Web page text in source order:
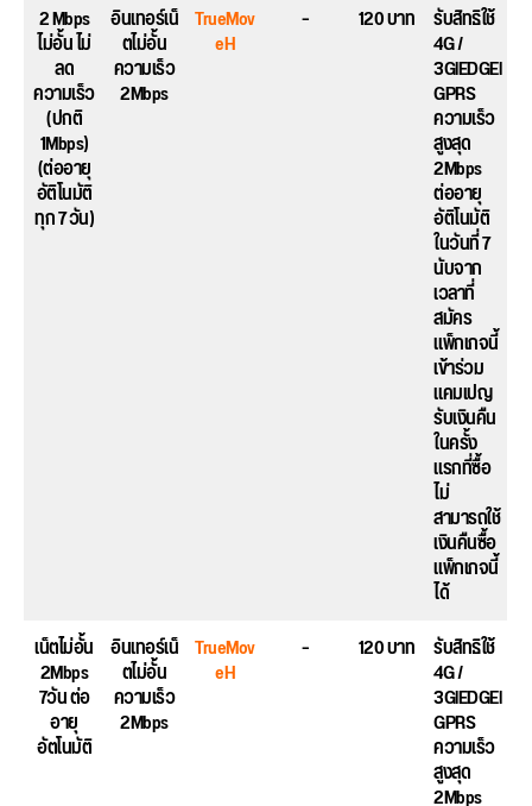
2 Mbps
ไม่อั้น ไม่
ลด
ความเร็ว
(ปกติ
1Mbps)
(ต่ออายุ
อัติโนมัติ
ทุก 7 วัน)
อินเทอร์เน็
ตไม่อั้น
ความเร็ว
2Mbps
TrueMov
eH
– 120 บาท รับสิทธิใช้
4G /
3GlEDGEl
GPRS
ความเร็ว
สูงสุด
2Mbps
ต่ออายุ
อัติโนมัติ
ในวันที่ 7
นับจาก
เวลาที่
สมัคร
แพ็กเกจนี้
เข้าร่วม
แคมเปญ
รับเงินคืน
ในครั้ง
แรกที่ซื้อ
ไม่
สามารถใช้
เงินคืนซื้อ
แพ็กเกจนี้
ได้
เน็ตไม่อั้น
2Mbps
7วัน ต่อ
อายุ
อัตโนมัติ
อินเทอร์เน็
ตไม่อั้น
ความเร็ว
2Mbps
TrueMov
eH
– 120 บาท รับสิทธิใช้
4G /
3GlEDGEl
GPRS
ความเร็ว
สูงสุด
2Mbps